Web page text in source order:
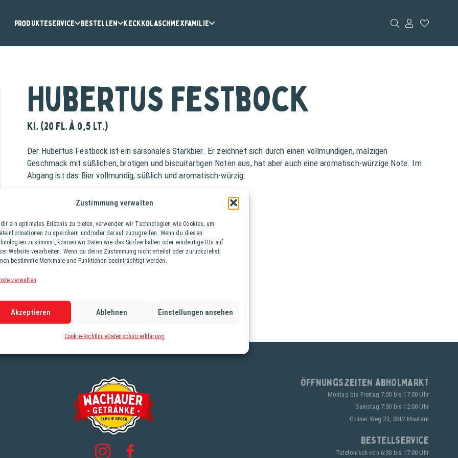
Zustimmung verwalten
ein optimales Erlebnis zu bieten, verwenden wir Technologien wie Cookies, um
zu speichern und/oder darauf zuzugreifen. Wenn du diesen
zustimmst, können wir Daten wie das Surfverhalten oder eindeutige IDs auf
Website verarbeiten. Wenn du deine Zustimmung nicht erteilst oder zurückziehst,
bestimmte Merkmale und Funktionen beeinträchtigt werden.
verwalten
Akzeptieren Ablehnen Einstellungen ansehen
Cookie-RichtlinieDatenschutzerklärung
ProdukteService Bestellen KeckKolaSchmexFamilie
Hubertus Festbock
Ki. (20 Fl. à 0,5 lt.)
Der Hubertus Festbock ist ein saisonales Starkbier. Er zeichnet sich durch einen vollmundigen, malzigen
Geschmack mit süßlichen, brotigen und biscuitartigen Noten aus, hat aber auch eine aromatisch-würzige Note. Im
Abgang ist das Bier vollmundig, süßlich und aromatisch-würzig.
Alkoholgehalt: 7,5 %
Öffnungszeiten Abholmarkt
Montag bis Freitag 7:00 bis 17:00 Uhr
Samstag 7:30 bis 12:00 Uhr
Grüner Weg 23, 3512 Mautern
Bestellservice
Telefonisch von 6:30 bis 17:00 Uhr